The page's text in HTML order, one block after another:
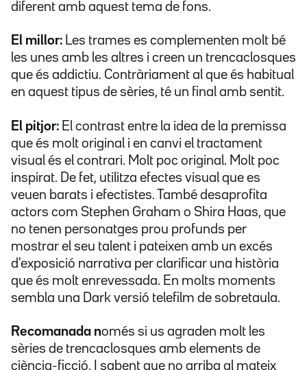
diferent amb aquest tema de fons.
El millor: Les trames es complementen molt bé
les unes amb les altres i creen un trencaclosques
que és addictiu. Contràriament al que és habitual
en aquest tipus de sèries, té un final amb sentit.
El pitjor: El contrast entre la idea de la premissa
que és molt original i en canvi el tractament
visual és el contrari. Molt poc original. Molt poc
inspirat. De fet, utilitza efectes visual que es
veuen barats i efectistes. També desaprofita
actors com Stephen Graham o Shira Haas, que
no tenen personatges prou profunds per
mostrar el seu talent i pateixen amb un excés
d'exposició narrativa per clarificar una història
que és molt enrevessada. En molts moments
sembla una Dark versió telefilm de sobretaula.
Recomanada només si us agraden molt les
sèries de trencaclosques amb elements de
ciència-ficció. I sabent que no arriba al mateix